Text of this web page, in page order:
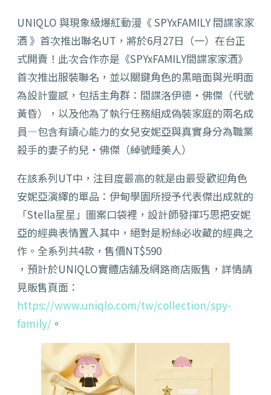
UNIQLO 與現象級爆紅動漫《 SPYxFAMILY 間諜家家
酒 》首次推出聯名UT，將於6月27日（一）在台正
式開賣！此次合作亦是《SPYxFAMILY間諜家家酒》
首次推出服裝聯名，並以關鍵角色的黑暗面與光明面
為設計靈感，包括主角群：間諜洛伊德‧佛傑（代號
黃昏），以及他為了執行任務組成偽裝家庭的兩名成
員—包含有讀心能力的女兒安妮亞與真實身分為職業
殺手的妻子約兒‧佛傑（綽號睡美人）
在該系列UT中，注目度最高的就是由最受歡迎角色
安妮亞演繹的單品：伊甸學園所授予代表傑出成就的
「Stella星星」圖案口袋裡，設計師發揮巧思把安妮
亞的經典表情置入其中，絕對是粉絲必收藏的經典之
作。全系列共4款，售價NT$590
，預計於UNIQLO實體店舖及網路商店販售，詳情請
見販售頁面：
https://www.uniqlo.com/tw/collection/spy-
family/ 。